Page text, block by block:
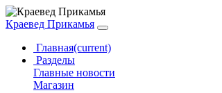
Краевед Прикамья
Главная(current)
Разделы
Главные новости
Магазин